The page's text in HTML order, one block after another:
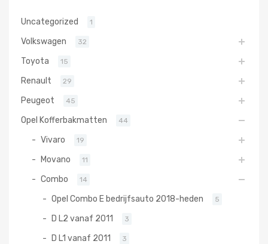
Uncategorized 1
Volkswagen 32
Toyota 15
Renault 29
Peugeot 45
Opel Kofferbakmatten 44
Vivaro 19
Movano 11
Combo 14
Opel Combo E bedrijfsauto 2018-heden 5
D L2 vanaf 2011 3
D L1 vanaf 2011 3